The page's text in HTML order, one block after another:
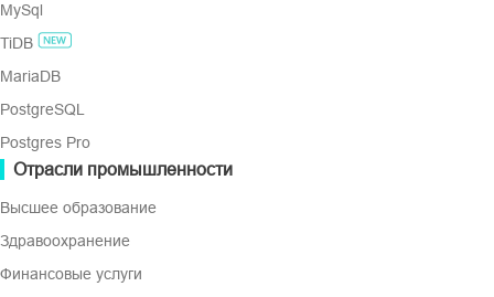
MySql
TiDB
MariaDB
PostgreSQL
Postgres Pro
Отрасли промышленности
Высшее образование
Здравоохранение
Финансовые услуги